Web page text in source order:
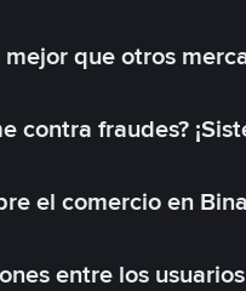
que otros
contra fraudes?
el comercio en
entre los